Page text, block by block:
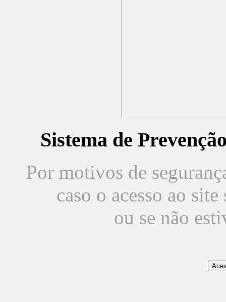
Sistema de
Por motivos de
caso o acesso ao
ou se não